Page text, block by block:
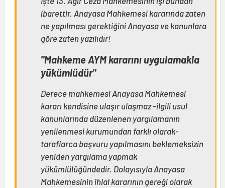
ibarettir. Anayasa Mahkemesi kararında zaten
ne yapılması gerektiğini Anayasa ve kanunlara
göre zaten yazılıdır!
"Mahkeme AYM kararını uygulamakla
yükümlüdür"
Derece mahkemesi Anayasa Mahkemesi
kararı kendisine ulaşır ulaşmaz -ilgili usul
kanunlarında düzenlenen yargılamanın
yenilenmesi kurumundan farklı olarak-
taraflarca başvuru yapılmasını beklemeksizin
yeniden yargılama yapmak
yükümlülüğündedir. Dolayısıyla Anayasa
Mahkemesinin ihlal kararının gereği olarak